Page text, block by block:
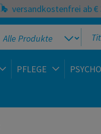
versandkostenfrei ab €
PFLEGE